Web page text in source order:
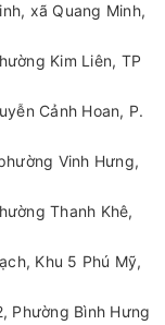
xã Quang Minh,
Kim Liên, TP
Cảnh Hoan, P.
Vinh Hưng,
Thanh Khê,
Khu 5 Phú Mỹ,
Phường Bình Hưng